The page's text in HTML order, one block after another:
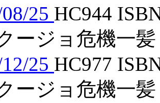
25 HC944
ージョ危機一
25 HC977
ージョ危機一